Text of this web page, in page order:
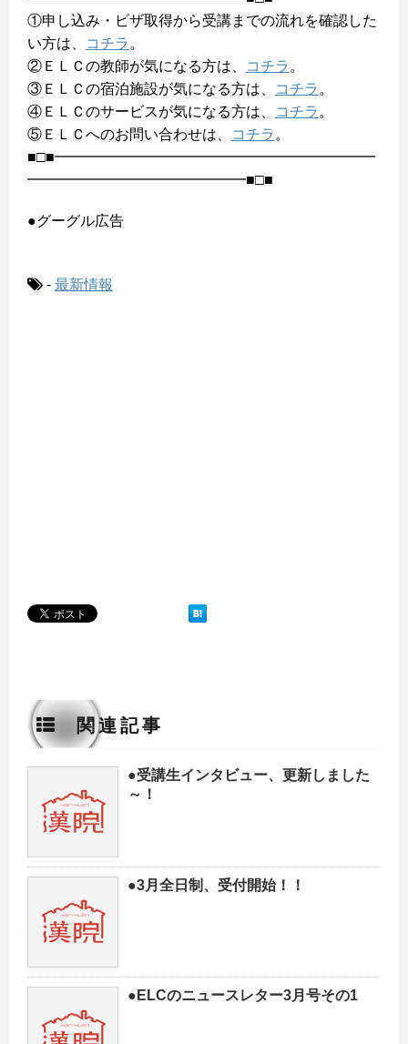
①申し込み・ビザ取得から受講までの流れを確認した
い方は、
コチラ 。
②ＥＬＣの教師が気になる方は、
コチラ 。
③ＥＬＣの宿泊施設が気になる方は、
コチラ 。
④ＥＬＣのサービスが気になる方は、
コチラ 。
⑤ＥＬＣへのお問い合わせは、
コチラ 。
■□■━━━━━━━━━━━━━━━━━━━━━━
━━━━━━━━━━━━━━━■□■
●グーグル広告
- 最新情報
関連記事
●受講生インタビュー、更新しました
～！
●3月全日制、受付開始！！
●ELCのニュースレター3月号その1